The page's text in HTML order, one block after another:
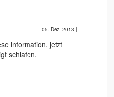
05. Dez. 2013 |
information. jetzt
schlafen.